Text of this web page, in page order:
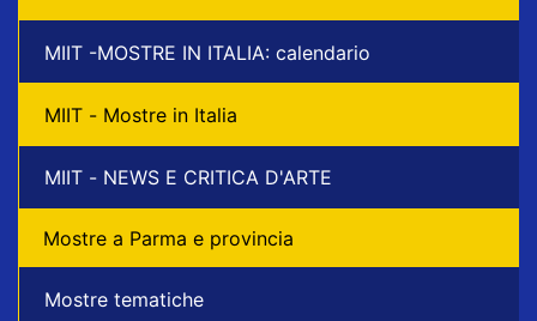
MIIT -MOSTRE IN ITALIA: calendario
MIIT - Mostre in Italia
MIIT - NEWS E CRITICA D'ARTE
Mostre a Parma e provincia
Mostre tematiche